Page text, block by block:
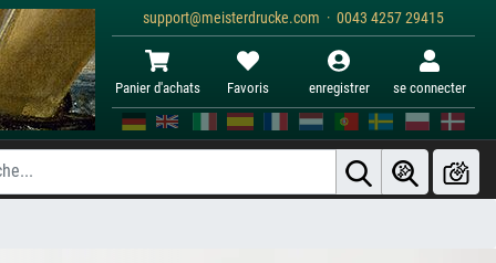
support@meisterdrucke.com · 0043 4257 29415
Panier d'achats Favoris enregistrer se connecter